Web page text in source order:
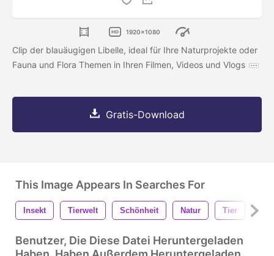
1920x1080
Clip der blauäugigen Libelle, ideal für Ihre Naturprojekte oder
Fauna und Flora Themen in Ihren Filmen, Videos und Vlogs
Gratis-Download
This Image Appears In Searches For
Insekt Tierwelt Schönheit Natur Tier
Benutzer, Die Diese Datei Heruntergeladen